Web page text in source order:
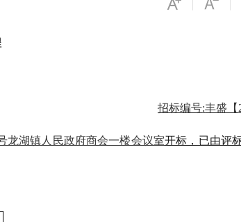
招标编号:丰盛【
龙湖镇人民政府商会一楼会议室开标，已由评